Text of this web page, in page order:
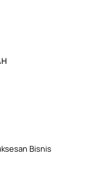
Bisnis